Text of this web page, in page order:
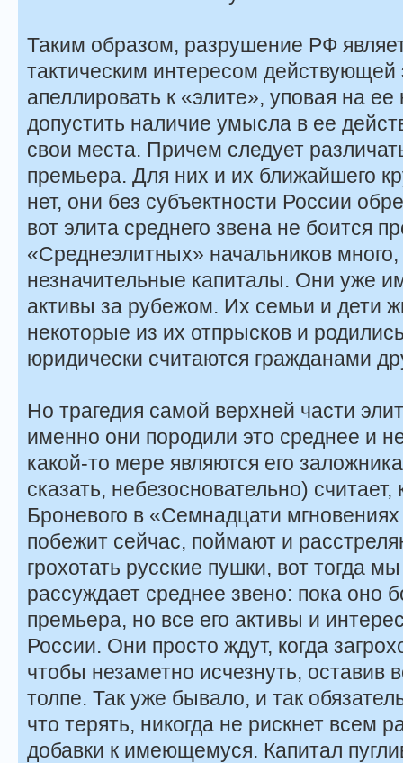
Таким образом, разрушение РФ
тактическим интересом
апеллировать к «элите», уповая на
допустить наличие умысла в ее
свои места. Причем следует
премьера. Для них и их ближайшего
нет, они без субъектности России
вот элита среднего звена не боится
«Среднеэлитных» начальников
незначительные капиталы. Они уже
активы за рубежом. Их семьи и дети
некоторые из их отпрысков и
юридически считаются гражданами
Но трагедия самой верхней части
именно они породили это среднее и
какой-то мере являются его
сказать, небезосновательно)
Броневого в «Семнадцати
побежит сейчас, поймают и
грохотать русские пушки, вот тогда
рассуждает среднее звено: пока оно
премьера, но все его активы и
России. Они просто ждут, когда
чтобы незаметно исчезнуть, оставив
толпе. Так уже бывало, и так
что терять, никогда не рискнет всем
добавки к имеющемуся. Капитал